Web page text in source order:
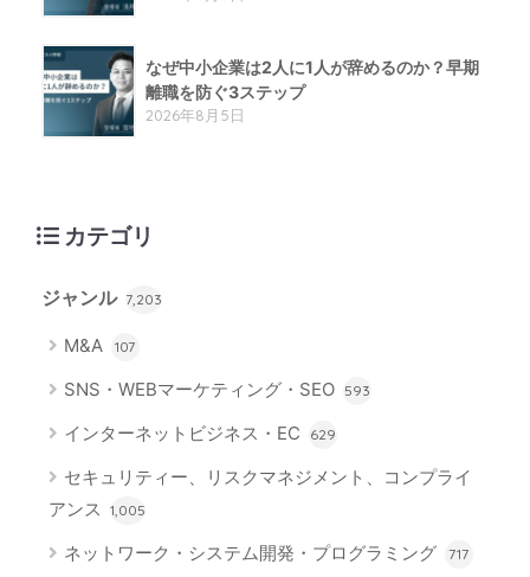
なぜ中小企業は2人に1人が辞めるのか？早期
離職を防ぐ3ステップ
2026年8月5日
カテゴリ
ジャンル 7,203
M&A 107
SNS・WEBマーケティング・SEO 593
インターネットビジネス・EC 629
セキュリティー、リスクマネジメント、コンプライ
アンス 1,005
ネットワーク・システム開発・プログラミング 717